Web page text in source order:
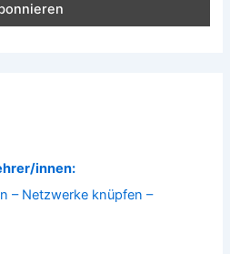
innen:
– Netzwerke knüpfen –